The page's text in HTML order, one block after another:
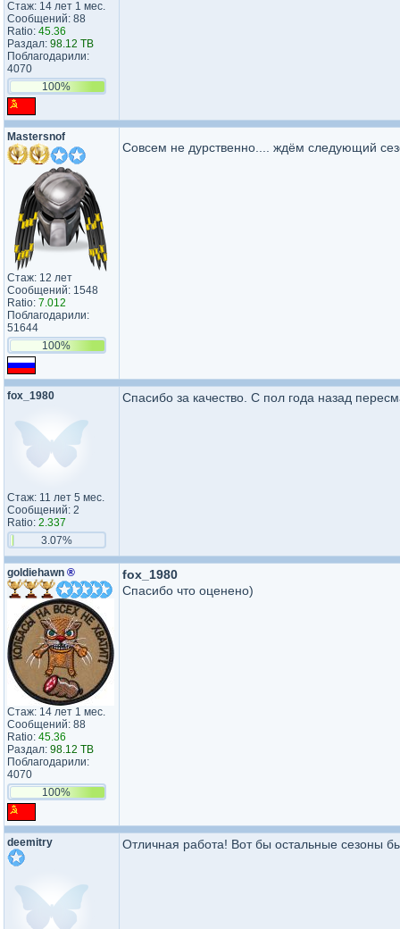
Стаж: 14 лет 1 мес.
Сообщений: 88
Ratio: 45.36
Раздал: 98.12 TB
Поблагодарили:
4070
100%
Mastersnof
Стаж: 12 лет
Сообщений: 1548
Ratio: 7.012
Поблагодарили:
51644
100%
Совсем не дурственно.... ждём следующий
fox_1980
Стаж: 11 лет 5 мес.
Сообщений: 2
Ratio: 2.337
3.07%
Спасибо за качество. С пол года назад
goldiehawn ®
Стаж: 14 лет 1 мес.
Сообщений: 88
Ratio: 45.36
Раздал: 98.12 TB
Поблагодарили:
4070
100%
fox_1980
Спасибо что оценено)
deemitry Отличная работа! Вот бы остальные сезоны